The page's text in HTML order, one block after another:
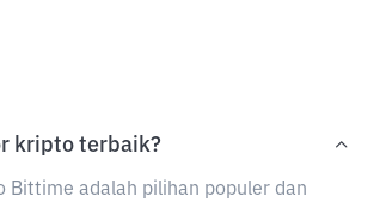
kripto terbaik?
Bittime adalah pilihan populer dan